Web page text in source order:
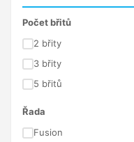
Počet břitů
2 břity
3 břity
5 břitů
Řada
Fusion